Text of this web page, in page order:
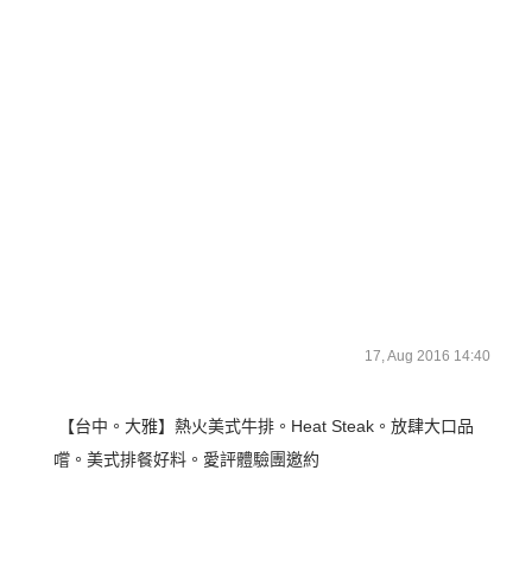
17, Aug 2016 14:40
【台中。大雅】熱火美式牛排。Heat Steak。放肆大口品
嚐。美式排餐好料。愛評體驗團邀約